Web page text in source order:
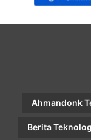
Ahmandonk
Berita